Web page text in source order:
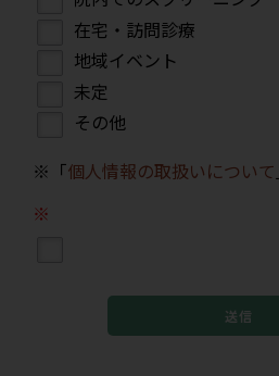
在宅・訪問診療
地域イベント
未定
その他
※「個人情報の取扱いについて
送信